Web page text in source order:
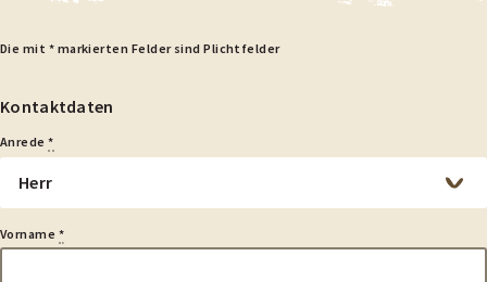
Die mit * markierten Felder sind Plichtfelder
Kontaktdaten
Anrede*
Vorname *